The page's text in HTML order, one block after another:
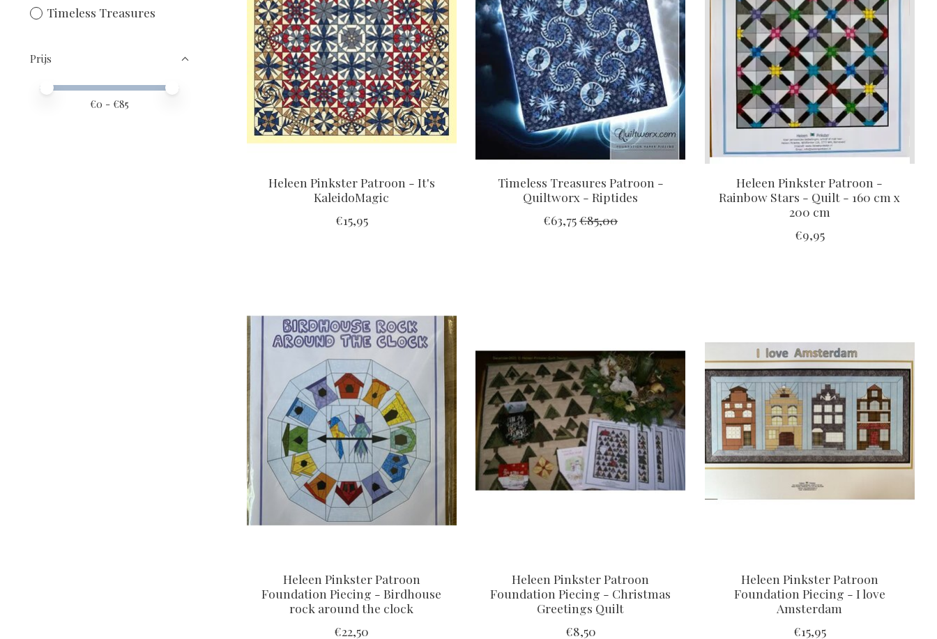
Timeless Treasures
Prijs
Minimale prijswaarde
Price maximum value
€0 - €85
Heleen Pinkster Patroon - It's
KaleidoMagic
€15,95
Timeless Treasures Patroon -
Quiltworx - Riptides
€63,75€85,00
Heleen Pinkster Patroon -
Rainbow Stars - Quilt - 160 cm x
200 cm
€9,95
Heleen Pinkster Patroon
Foundation Piecing - Birdhouse
rock around the clock
€22,50
Heleen Pinkster Patroon
Foundation Piecing - Christmas
Greetings Quilt
€8,50
Heleen Pinkster Patroon
Foundation Piecing - I love
Amsterdam
€15,95